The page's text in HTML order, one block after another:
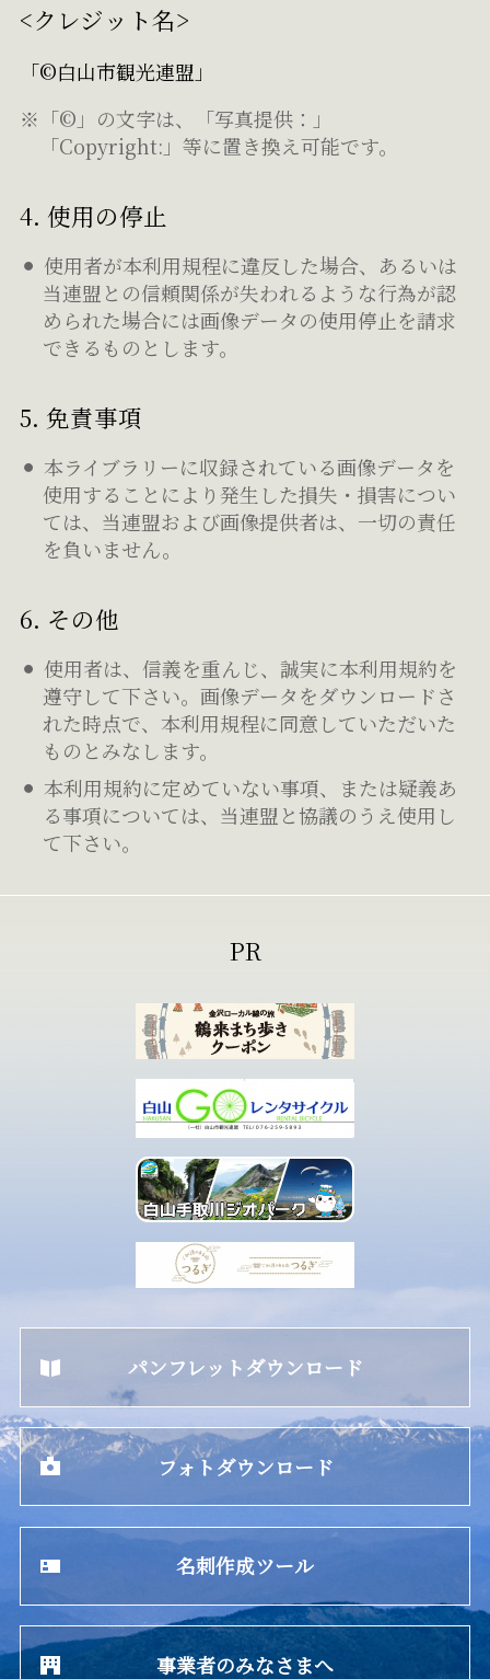
<クレジット名>
「©白山市観光連盟」
※「©」の文字は、「写真提供：」
「Copyright:」等に置き換え可能です。
4. 使用の停止
使用者が本利用規程に違反した場合、あるいは
当連盟との信頼関係が失われるような行為が認
められた場合には画像データの使用停止を請求
できるものとします。
5. 免責事項
本ライブラリーに収録されている画像データを
使用することにより発生した損失・損害につい
ては、当連盟および画像提供者は、一切の責任
を負いません。
6. その他
使用者は、信義を重んじ、誠実に本利用規約を
遵守して下さい。画像データをダウンロードさ
れた時点で、本利用規程に同意していただいた
ものとみなします。
本利用規約に定めていない事項、または疑義あ
る事項については、当連盟と協議のうえ使用し
て下さい。
パンフレットダウンロード
フォトダウンロード
名刺作成ツール
事業者のみなさまへ